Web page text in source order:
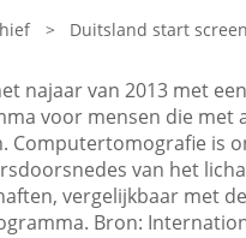
> Duitsland start
najaar van 2013 met
voor mensen die met
Computertomografie is
van het
vergelijkbaar met
Bron: